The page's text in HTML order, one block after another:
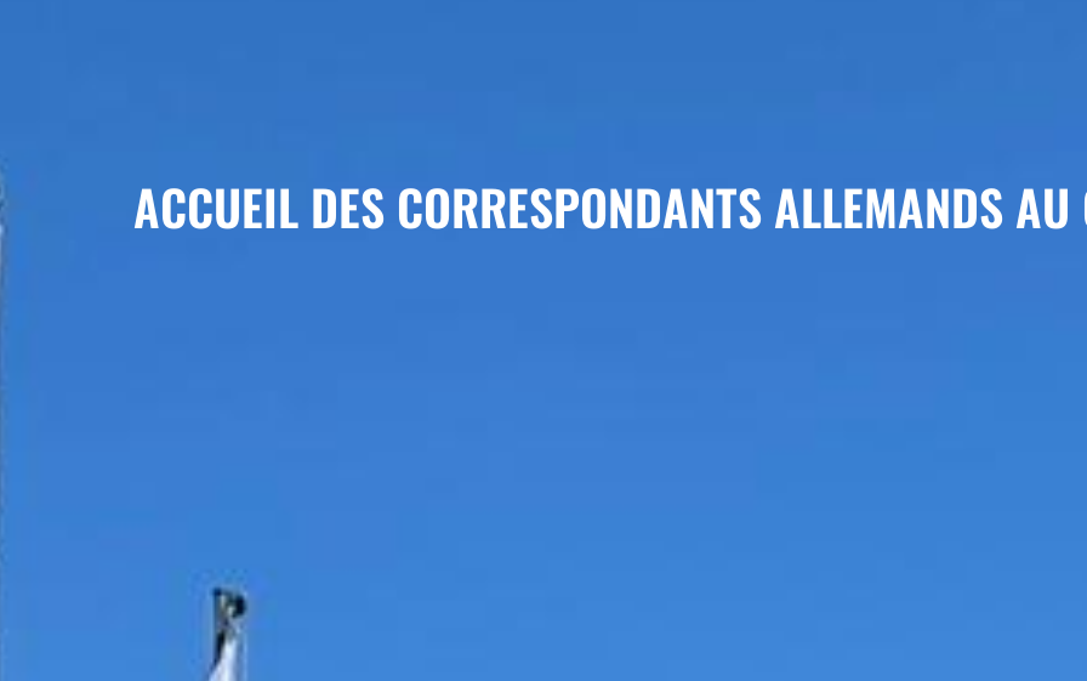
ACCUEIL DES CORRESPONDANTS ALLEMANDS AU